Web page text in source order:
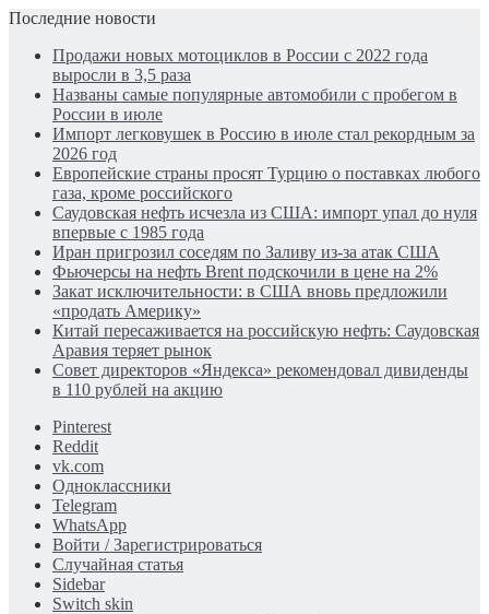
Последние новости
Продажи новых мотоциклов в России с 2022 года
выросли в 3,5 раза
Названы самые популярные автомобили с пробегом в
России в июле
Импорт легковушек в Россию в июле стал рекордным за
2026 год
Европейские страны просят Турцию о поставках любого
газа, кроме российского
Саудовская нефть исчезла из США: импорт упал до нуля
впервые с 1985 года
Иран пригрозил соседям по Заливу из-за атак США
Фьючерсы на нефть Brent подскочили в цене на 2%
Закат исключительности: в США вновь предложили
«продать Америку»
Китай пересаживается на российскую нефть: Саудовская
Аравия теряет рынок
Совет директоров «Яндекса» рекомендовал дивиденды
в 110 рублей на акцию
Pinterest
Reddit
vk.com
Одноклассники
Telegram
WhatsApp
Войти / Зарегистрироваться
Случайная статья
Sidebar
Switch skin